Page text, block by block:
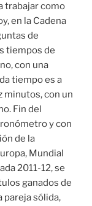
trabajar como
en la Cadena
de
tiempos de
con una
tiempo es a
minutos, con un
Fin del
y con
de la
Mundial
2011-12, se
ganados de
pareja sólida,